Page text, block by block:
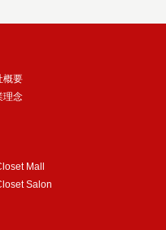
概要
理念
Mall
Salon